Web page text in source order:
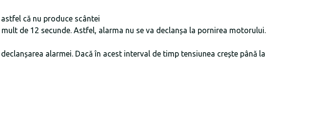
că nu produce scântei
de 12 secunde. Astfel, alarma nu se va declanșa la pornirea motorului.
alarmei. Dacă în acest interval de timp tensiunea crește până la